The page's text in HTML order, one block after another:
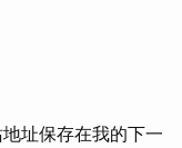
址保存在我的下一